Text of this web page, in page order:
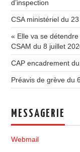
d’inspection
CSA ministériel du
« Elle va se
CSAM du 8 juillet
CAP encadrement
Préavis de grève du
MESSAGERIE
Webmail